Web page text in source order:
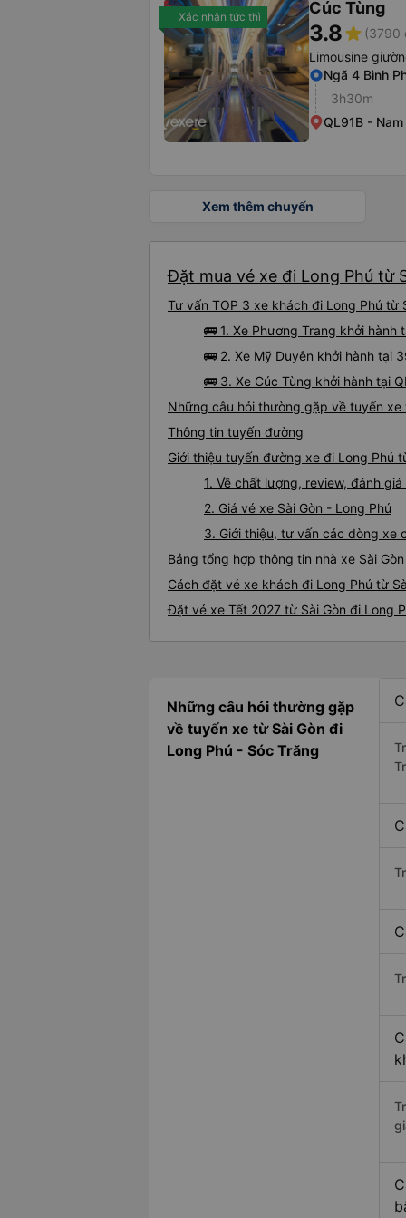
Xác nhận tức thì Cúc Tùng
3.8star (3790
Limousine
Ngã 4 Bình
3h30m
QL91B -
Xem thêm chuyến
Đặt mua vé xe đi Long Phú từ
Tư vấn TOP 3 xe khách đi Long Phú
🚌 1. Xe Phương Trang khởi hành
🚌 2. Xe Mỹ Duyên khởi hành tại
🚌 3. Xe Cúc Tùng khởi hành tại
Những câu hỏi thường gặp về tuyến xe
Thông tin tuyến đường
Giới thiệu tuyến đường xe đi Long Phú
1. Về chất lượng, review, đánh
2. Giá vé xe Sài Gòn - Long Phú
3. Giới thiệu, tư vấn các dòng xe
Bảng tổng hợp thông tin nhà xe Sài
Cách đặt vé xe khách đi Long Phú từ
Đặt vé xe Tết 2027 từ Sài Gòn đi Long
Những câu hỏi thường gặp
về tuyến xe từ Sài Gòn đi
Long Phú - Sóc Trăng